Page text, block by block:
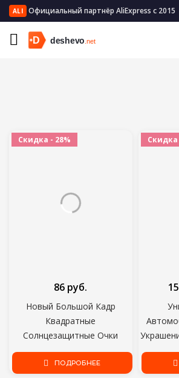
ALI Официальный партнёр AliExpress с 2015
Главная
Автомобили и мотоциклы
Аксессуары для салона
Скидка - 28%
Новый Большой Кадр
Квадратные
Солнцезащитные Очки
Модный Тренд Все-матч
Женские Солнцезащитные
86 руб.
ПОДРОБНЕЕ
Скидка
М/1 М